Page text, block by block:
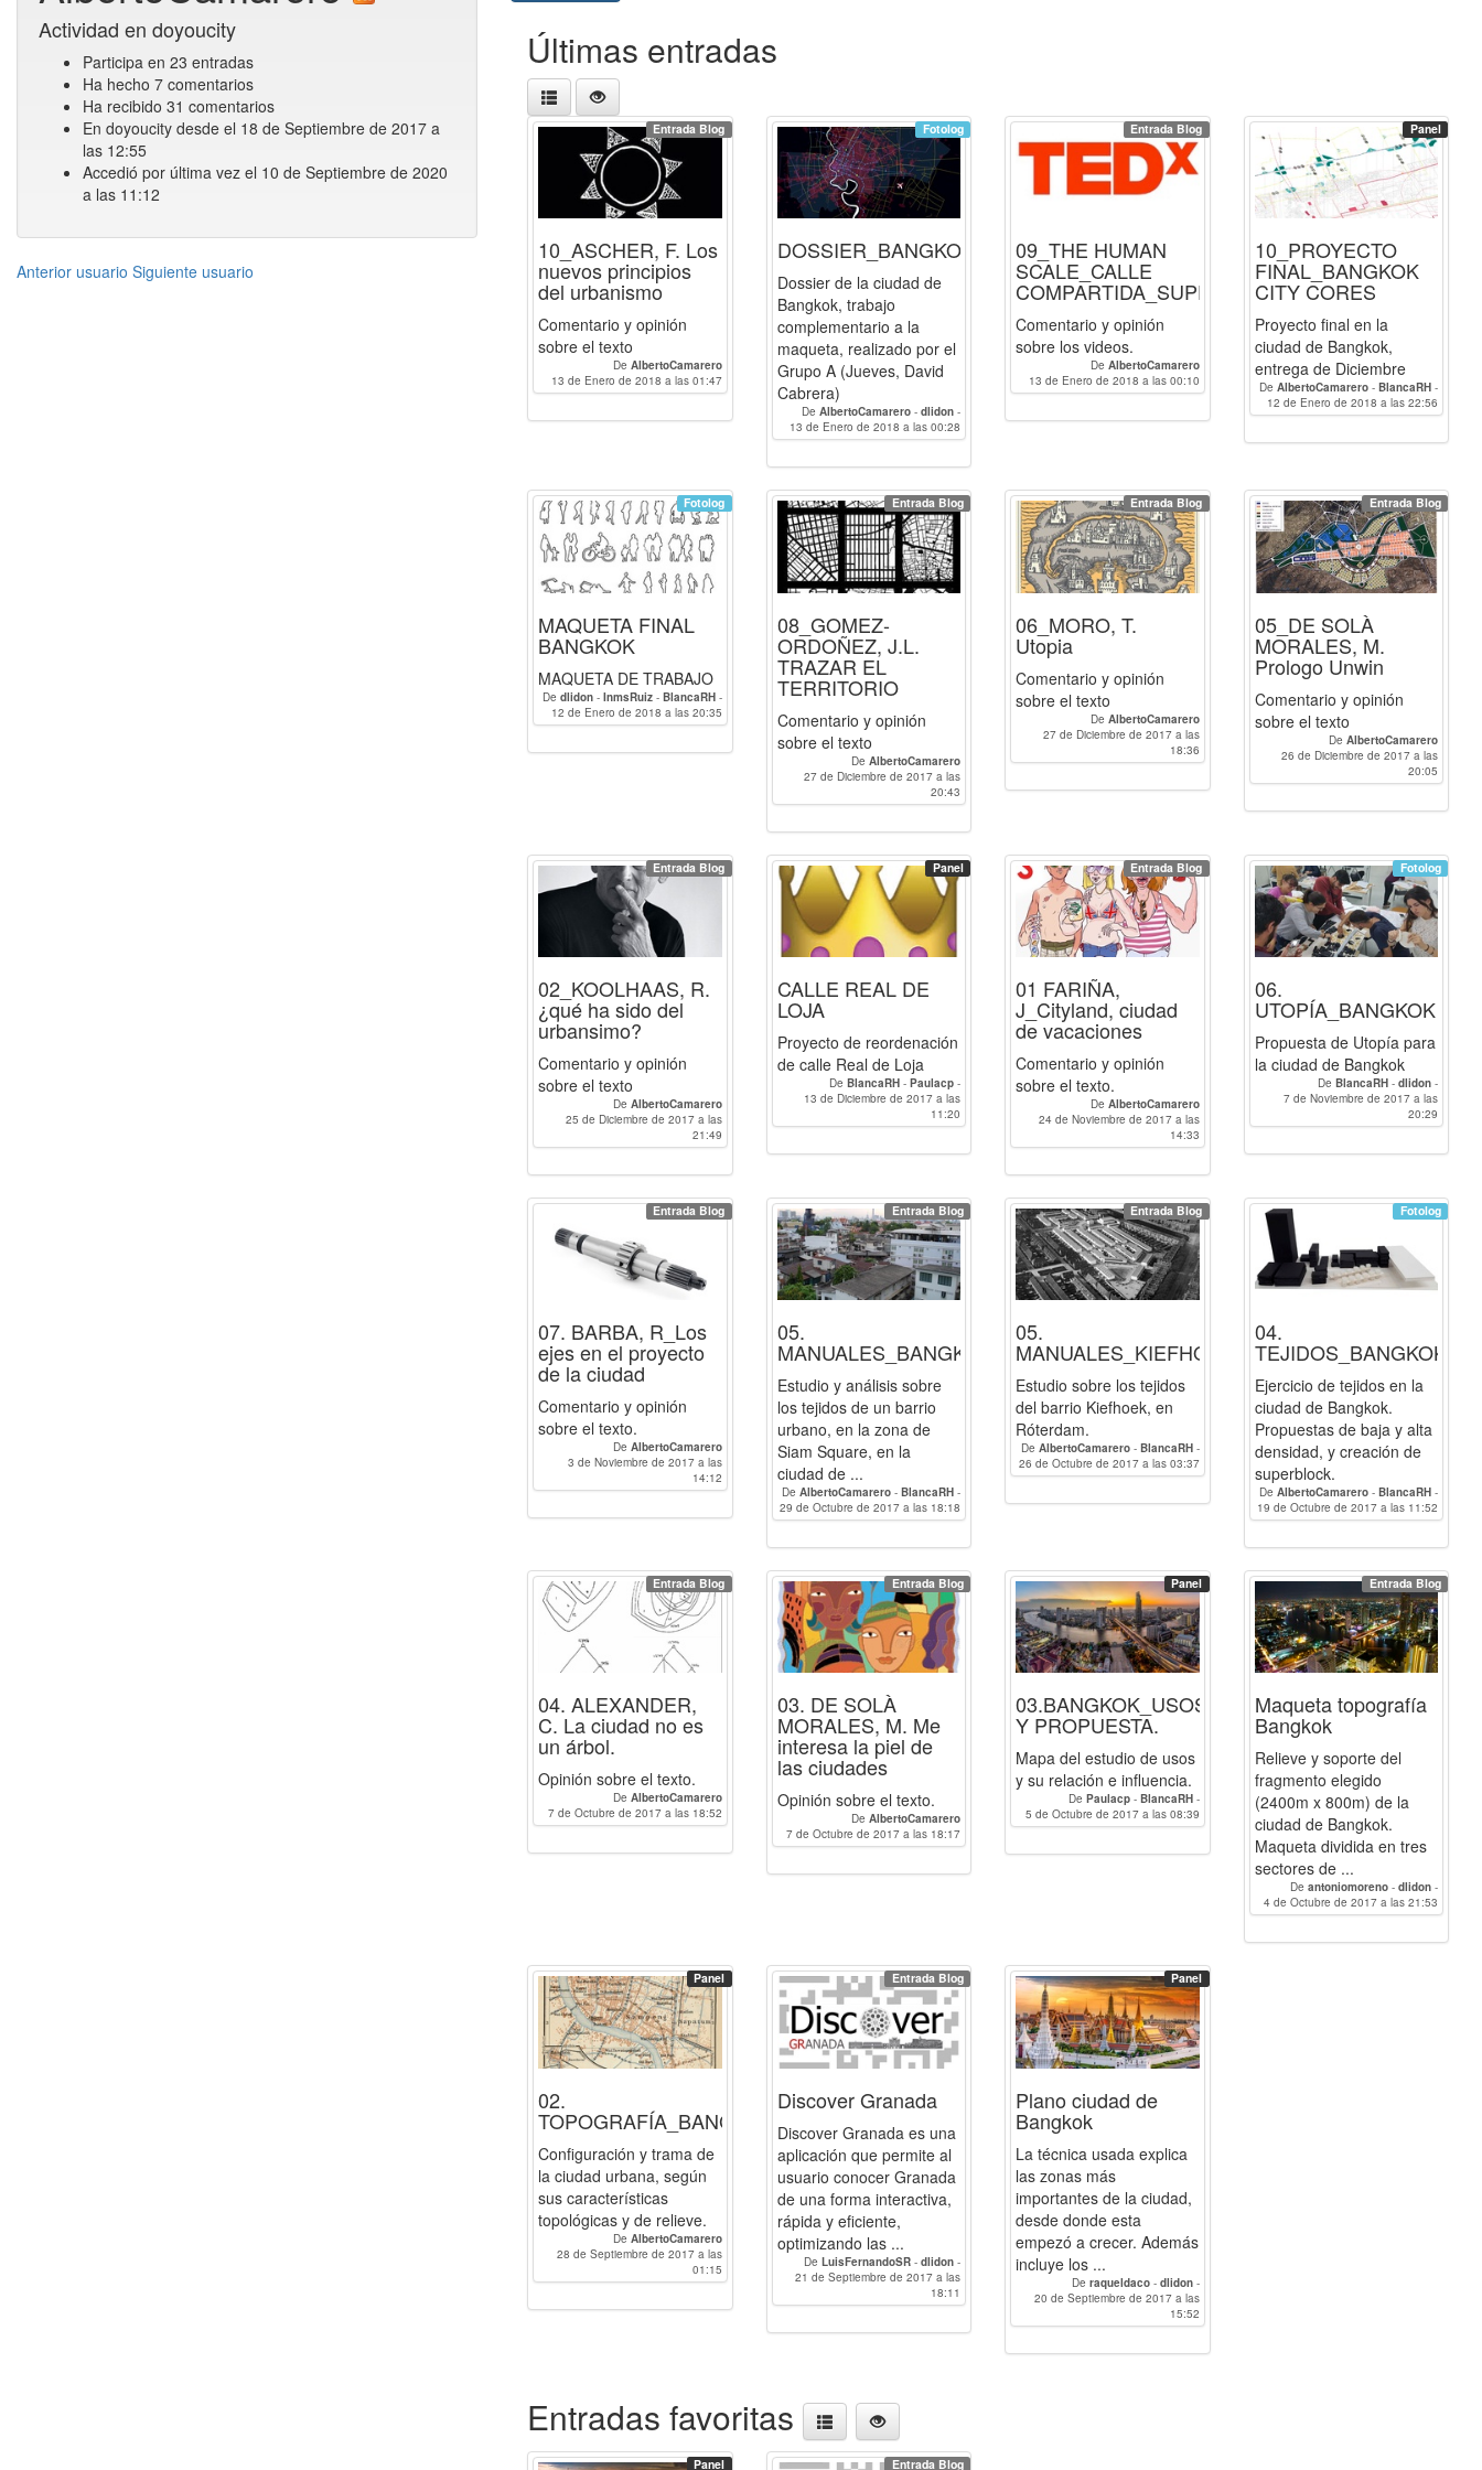
Actividad en doyoucity
Participa en 23 entradas
Ha hecho 7 comentarios
Ha recibido 31 comentarios
En doyoucity desde el 18 de Septiembre de 2017 a
las 12:55
Accedió por última vez el 10 de Septiembre de 2020
a las 11:12
Anterior usuario Siguiente usuario
Últimas entradas
Entrada Blog
10_ASCHER, F. Los
nuevos principios
del urbanismo
Comentario y opinión
sobre el texto
De AlbertoCamarero
13 de Enero de 2018 a las 01:47
Fotolog
DOSSIER_BANGKOK_GRUPO_A
Dossier de la ciudad de
Bangkok, trabajo
complementario a la
maqueta, realizado por el
Grupo A (Jueves, David
Cabrera)
De AlbertoCamarero - dlidon -
BlancaRH-raqueldaco -Paulacp
-luciagg-LuisFernandoSR-
13 de Enero de 2018 a las 00:28
Entrada Blog
09_THE HUMAN
SCALE_CALLE
COMPARTIDA_SUPERBLOCKS
Comentario y opinión
sobre los videos.
De AlbertoCamarero
13 de Enero de 2018 a las 00:10
Panel
10_PROYECTO
FINAL_BANGKOK
CITY CORES
Proyecto final en la
ciudad de Bangkok,
entrega de Diciembre
De AlbertoCamarero - BlancaRH -
Paulacp
12 de Enero de 2018 a las 22:56
Fotolog
MAQUETA FINAL
BANGKOK
MAQUETA DE TRABAJO
De dlidon- InmsRuiz - BlancaRH -
raqueldaco - Paulacp-
AlbertoCamarero-luciagg-
-ivanen-sainan-EugenioGRS-
12 de Enero de 2018 a las 20:35
Entrada Blog
08_GOMEZ-
ORDOÑEZ, J.L.
TRAZAR EL
TERRITORIO
Comentario y opinión
sobre el texto
De AlbertoCamarero
27 de Diciembre de 2017 a las
20:43
Entrada Blog
06_MORO, T.
Utopia
Comentario y opinión
sobre el texto
De AlbertoCamarero
27 de Diciembre de 2017 a las
18:36
Entrada Blog
05_DE SOLÀ
MORALES, M.
Prologo Unwin
Comentario y opinión
sobre el texto
De AlbertoCamarero
26 de Diciembre de 2017 a las
20:05
Entrada Blog
02_KOOLHAAS, R.
¿qué ha sido del
urbansimo?
Comentario y opinión
sobre el texto
De AlbertoCamarero
25 de Diciembre de 2017 a las
21:49
Panel
CALLE REAL DE
LOJA
Proyecto de reordenación
de calle Real de Loja
De BlancaRH - Paulacp -
AlbertoCamarero
13 de Diciembre de 2017 a las
11:20
Entrada Blog
01 FARIÑA,
J_Cityland, ciudad
de vacaciones
Comentario y opinión
sobre el texto.
De AlbertoCamarero
24 de Noviembre de 2017 a las
14:33
Fotolog
06.
UTOPÍA_BANGKOK
Propuesta de Utopía para
la ciudad de Bangkok
De BlancaRH - dlidon -
raqueldaco -Paulacp-
luciagg-
LuisFernandoSR-linzak0
7 de Noviembre de 2017 a las
20:29
Entrada Blog
07. BARBA, R_Los
ejes en el proyecto
de la ciudad
Comentario y opinión
sobre el texto.
De AlbertoCamarero
3 de Noviembre de 2017 a las
14:12
Entrada Blog
05.
MANUALES_BANGKOK
Estudio y análisis sobre
los tejidos de un barrio
urbano, en la zona de
Siam Square, en la
ciudad de ...
De AlbertoCamarero - BlancaRH -
Paulacp
29 de Octubre de 2017 a las 18:18
Entrada Blog
05.
MANUALES_KIEFHOEK
Estudio sobre los tejidos
del barrio Kiefhoek, en
Róterdam.
De AlbertoCamarero- BlancaRH -
Paulacp
26 de Octubre de 2017 a las 03:37
Fotolog
04.
TEJIDOS_BANGKOK
Ejercicio de tejidos en la
ciudad de Bangkok.
Propuestas de baja y alta
densidad, y creación de
superblock.
De AlbertoCamarero - BlancaRH -
Paulacp
19 de Octubre de 2017 a las 11:52
Entrada Blog
04. ALEXANDER,
C. La ciudad no es
un árbol.
Opinión sobre el texto.
De AlbertoCamarero
7 de Octubre de 2017 a las 18:52
Entrada Blog
03. DE SOLÀ
MORALES, M. Me
interesa la piel de
las ciudades
Opinión sobre el texto.
De AlbertoCamarero
7 de Octubre de 2017 a las 18:17
Panel
03.BANGKOK_USOS
Y PROPUESTA.
Mapa del estudio de usos
y su relación e influencia.
De Paulacp- BlancaRH -
AlbertoCamarero
5 de Octubre de 2017 a las 08:39
Entrada Blog
Maqueta topografía
Bangkok
Relieve y soporte del
fragmento elegido
(2400m x 800m) de la
ciudad de Bangkok.
Maqueta dividida en tres
sectores de ...
De antoniomoreno - dlidon -
InmsRuiz-BlancaRH- raqueldaco
-Paulacp-AlbertoCamarero-
4 de Octubre de 2017 a las 21:53
Panel
02.
TOPOGRAFÍA_BANGKOK
Configuración y trama de
la ciudad urbana, según
sus características
topológicas y de relieve.
De AlbertoCamarero
28 de Septiembre de 2017 a las
01:15
Entrada Blog
Discover Granada
Discover Granada es una
aplicación que permite al
usuario conocer Granada
de una forma interactiva,
rápida y eficiente,
optimizando las ...
De LuisFernandoSR - dlidon -
BlancaRH-raqueldaco-Paulacp
luciagg-
linzak0
21 de Septiembre de 2017 a las
18:11
Panel
Plano ciudad de
Bangkok
La técnica usada explica
las zonas más
importantes de la ciudad,
desde donde esta
empezó a crecer. Además
incluye los ...
De raqueldaco- dlidon -
BlancaRH -Paulacp-
luciagg-
LuisFernandoSR-linzak0
20 de Septiembre de 2017 a las
15:52
Entradas favoritas
Panel Entrada Blog